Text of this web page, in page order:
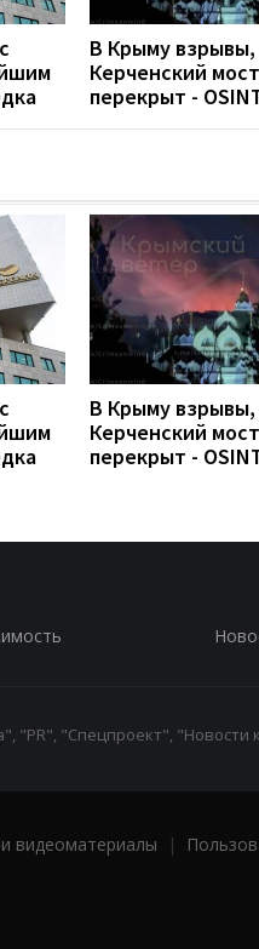
В Крыму взрывы,
Керченский мост
перекрыт -
В Крыму взрывы,
Керченский мост
перекрыт -
"PR", "Спецпроект",
видеоматериалы |